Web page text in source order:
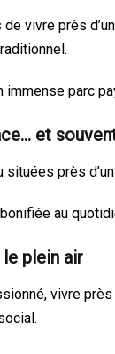
de vivre près
immense parc
et
près
au
plein air
vivre